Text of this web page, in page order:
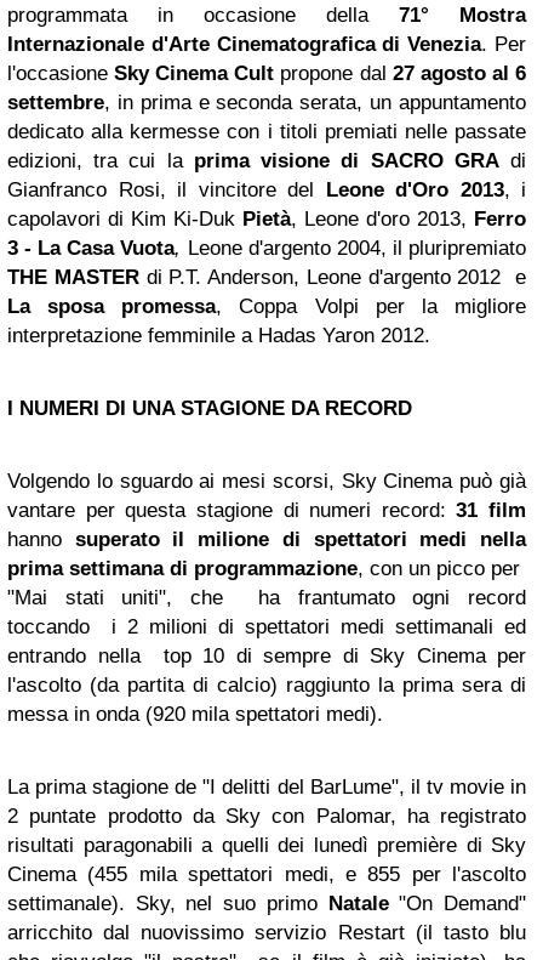
programmata in occasione della 71° Mostra
Internazionale d'Arte Cinematografica di Venezia. Per
l'occasioneSky Cinema Cult propone dal 27 agosto al 6
settembre, in prima e seconda serata, un appuntamento
dedicato alla kermesse con i titoli premiati nelle passate
edizioni, tra cui la prima visione di SACRO GRAdi
Gianfranco Rosi, il vincitore del
Leone d'Oro 2013, i
capolavori di Kim Ki-Duk Pietà, Leone d'oro 2013, Ferro
3 - La Casa Vuota, Leone d'argento 2004, il pluripremiato
THE MASTERdi P.T. Anderson, Leone d'argento 2012 e
La sposa promessa,
Coppa Volpi per la migliore
interpretazione femminile a Hadas Yaron 2012.
I NUMERI DI UNA STAGIONE DA RECORD
Volgendo lo sguardo ai mesi scorsi, Sky Cinema può già
vantare per questa stagione di numeri record:31 film
hanno superato il milione di spettatori medi nella
prima settimana di programmazione, con un picco per
"Mai stati uniti", che ha frantumato ogni record
toccando i 2 milioni di spettatori medi settimanali ed
entrando nella top 10 di sempre di Sky Cinema per
l'ascolto (da partita di calcio) raggiunto la prima sera di
messa in onda (920 mila spettatori medi).
La prima stagione de "I delitti del BarLume", il tv movie in
2 puntate prodotto da Sky con Palomar, ha registrato
risultati paragonabili a quelli dei lunedì première di Sky
Cinema (455 mila spettatori medi, e 855 per l'ascolto
settimanale). Sky, nel suo primo
Natale"On Demand"
arricchito dal nuovissimo servizio Restart (il tasto blu